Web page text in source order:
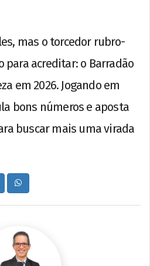
mas o torcedor rubro-
acreditar: o Barradão
em 2026. Jogando em
bons números e aposta
buscar mais uma virada